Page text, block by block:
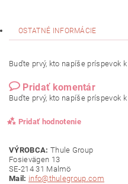
OSTATNÉ INFORMÁCIE
Buďte prvý, kto napíše príspevok
Pridať komentár
Buďte prvý, kto napíše príspevok
Pridať hodnotenie
VÝROBCA: Thule Group
Fosievägen 13
SE-214 31 Malmö
Mail: info@thulegroup.com